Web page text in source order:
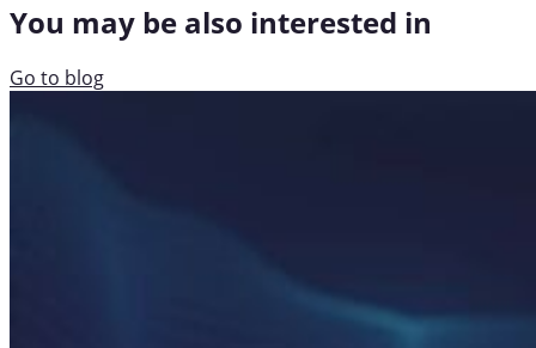
You may be also interested in
Go to blog